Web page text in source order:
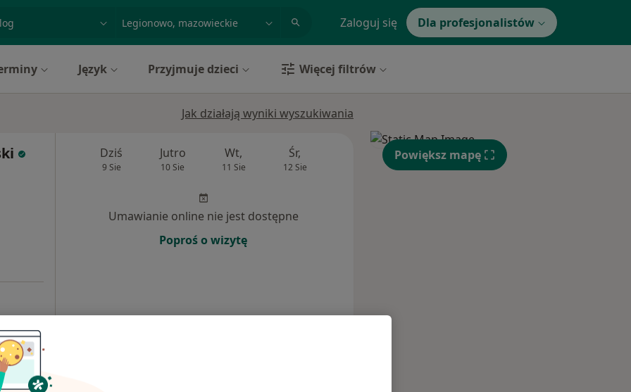
Zaloguj się Dla profesjonalistów
Język Przyjmuje dzieci Więcej filtrów
Jak działają wyniki wyszukiwania
260 zł
Dziś
9 Sie
Jutro
10 Sie
Wt,
11 Sie
Śr,
12 Sie
Pt, Sob,
Umawianie online nie jest dostępne
Poproś o wizytę
Powiększ mapę